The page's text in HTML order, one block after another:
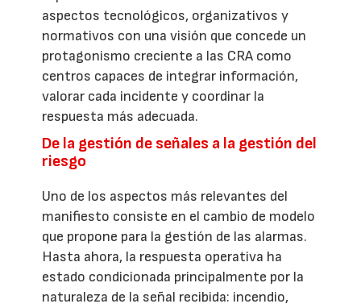
aspectos tecnológicos, organizativos y
normativos con una visión que concede un
protagonismo creciente a las CRA como
centros capaces de integrar información,
valorar cada incidente y coordinar la
respuesta más adecuada.
De la gestión de señales a la gestión del
riesgo
Uno de los aspectos más relevantes del
manifiesto consiste en el cambio de modelo
que propone para la gestión de las alarmas.
Hasta ahora, la respuesta operativa ha
estado condicionada principalmente por la
naturaleza de la señal recibida: incendio,